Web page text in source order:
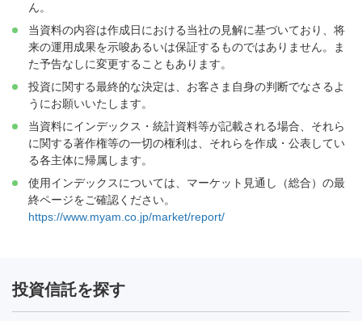
ん。
当資料の内容は作成日における当社の見解に基づいており、将
来の運用成果を示唆あるいは保証するものではありません。ま
た予告なしに変更することもあります。
投資に関する最終的な決定は、お客さま自身の判断でなさるよ
うにお願いいたします。
当資料にインデックス・統計資料等が記載される場合、それら
に関する著作権等の一切の権利は、それらを作成・公表してい
る各主体に帰属します。
使用インデックスについては、マーケット見通し（総合）の最
終ページをご確認ください。
https://www.myam.co.jp/market/report/
投資信託を探す